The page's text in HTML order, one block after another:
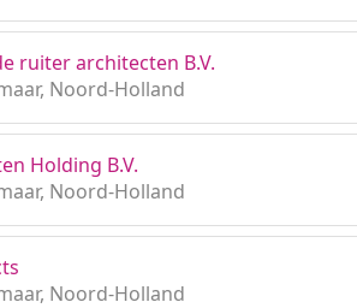
ruiter architecten B.V.
Noord-Holland
Holding B.V.
Noord-Holland
Noord-Holland